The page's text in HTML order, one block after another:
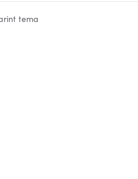
tema